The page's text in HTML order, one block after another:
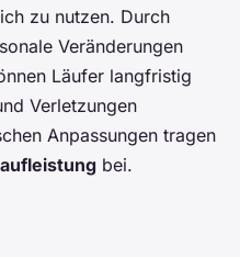
zu nutzen. Durch
Veränderungen
Läufer langfristig
Verletzungen
Anpassungen tragen
bei.